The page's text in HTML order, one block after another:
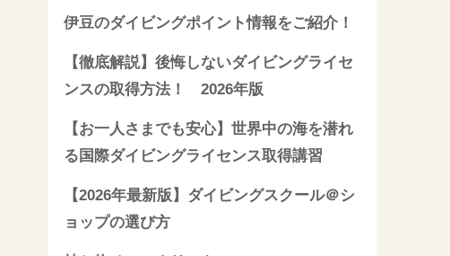
伊豆のダイビングポイント情報をご紹介！
【徹底解説】後悔しないダイビングライセ
ンスの取得方法！ 2026年版
【お一人さまでも安心】世界中の海を潜れ
る国際ダイビングライセンス取得講習
【2026年最新版】ダイビングスクール＠シ
ョップの選び方